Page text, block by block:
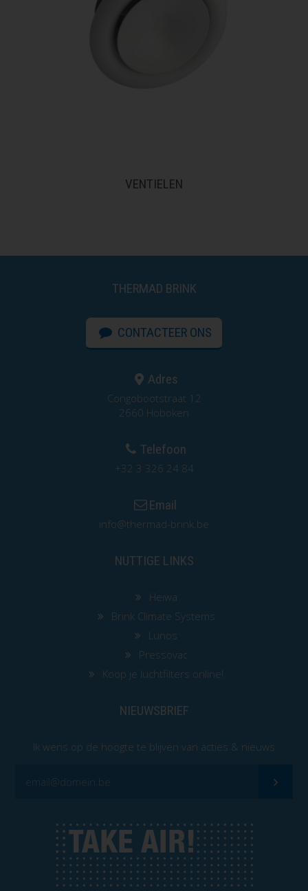
VENTIELEN
THERMAD BRINK
CONTACTEER ONS
Adres
Congobootstraat 12
2660 Hoboken
Telefoon
+32 3 326 24 84
Email
info@thermad-brink.be
NUTTIGE LINKS
Heiwa
Brink Climate Systems
Lunos
Pressovac
Koop je luchtfilters online!
NIEUWSBRIEF
Ik wens op de hoogte te blijven van acties & nieuws